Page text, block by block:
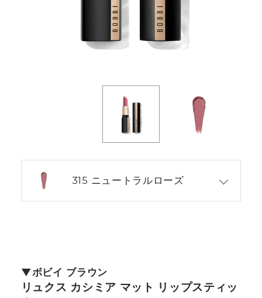
315 ニュートラルローズ
ボビイ ブラウン
リュクス カシミア マット リップスティッ